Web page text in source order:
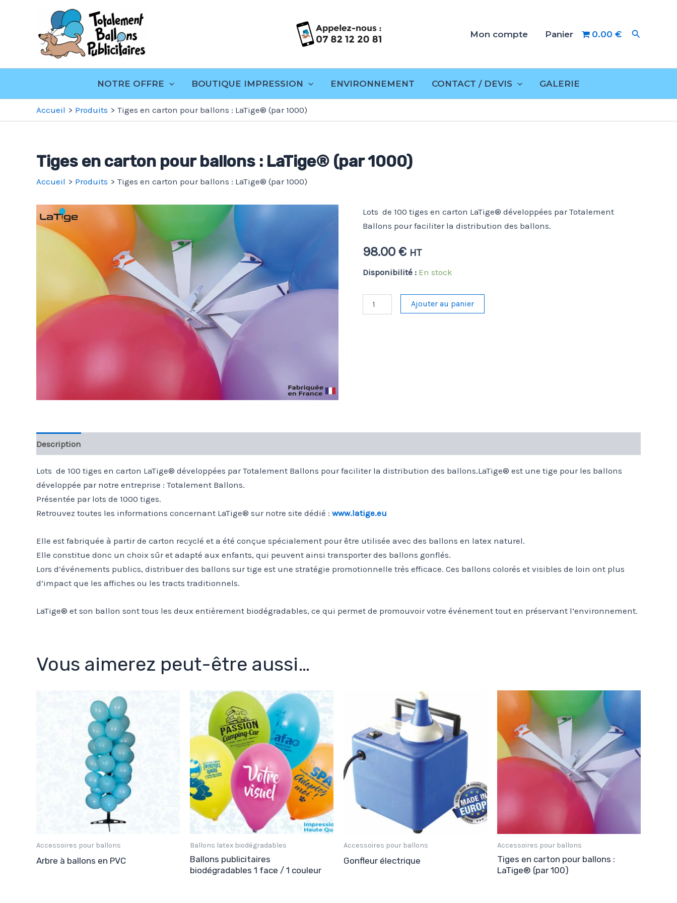
Mon compte Panier 0.00 € Rechercher
NOTRE OFFRE BOUTIQUE IMPRESSION ENVIRONNEMENT CONTACT / DEVIS GALERIE
Accueil Produits Tiges en carton pour ballons : LaTige® (par 1000)
Tiges en carton pour ballons : LaTige® (par 1000)
Accueil Produits Tiges en carton pour ballons : LaTige® (par 1000)
Lots de 100 tiges en carton LaTige® développées par Totalement
Ballons pour faciliter la distribution des ballons.
98.00 € HT
Disponibilité : En stock
Ajouter au panier
Description
Lots de 100 tiges en carton LaTige® développées par Totalement Ballons pour faciliter la distribution des ballons.LaTige® est une tige pour les ballons
développée par notre entreprise : Totalement Ballons.
Présentée par lots de 1000 tiges.
Retrouvez toutes les informations concernant LaTige® sur notre site dédié : www.latige.eu
Elle est fabriquée à partir de carton recyclé et a été conçue spécialement pour être utilisée avec des ballons en latex naturel.
Elle constitue donc un choix sûr et adapté aux enfants, qui peuvent ainsi transporter des ballons gonflés.
Lors d’événements publics, distribuer des ballons sur tige est une stratégie promotionnelle très efficace. Ces ballons colorés et visibles de loin ont plus
d’impact que les affiches ou les tracts traditionnels.
LaTige® et son ballon sont tous les deux entièrement biodégradables, ce qui permet de promouvoir votre événement tout en préservant l’environnement.
Vous aimerez peut-être aussi…
Accessoires pour ballons
Arbre à ballons en PVC
Ballons latex biodégradables
Ballons publicitaires
biodégradables 1 face / 1 couleur
Accessoires pour ballons
Gonfleur électrique
Accessoires pour ballons
Tiges en carton pour ballons :
LaTige® (par 100)